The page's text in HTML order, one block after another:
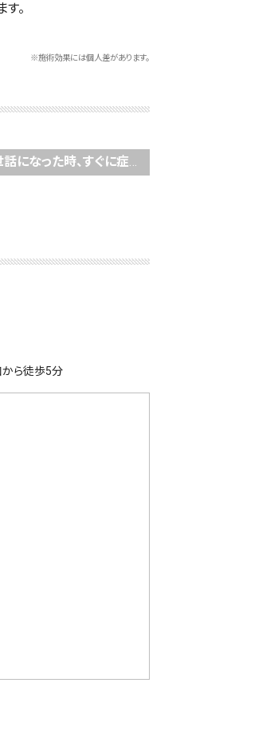
。
※施術効果には個人差があります。
ぐに症状が改善されたので、とても助かりました。
から徒歩5分